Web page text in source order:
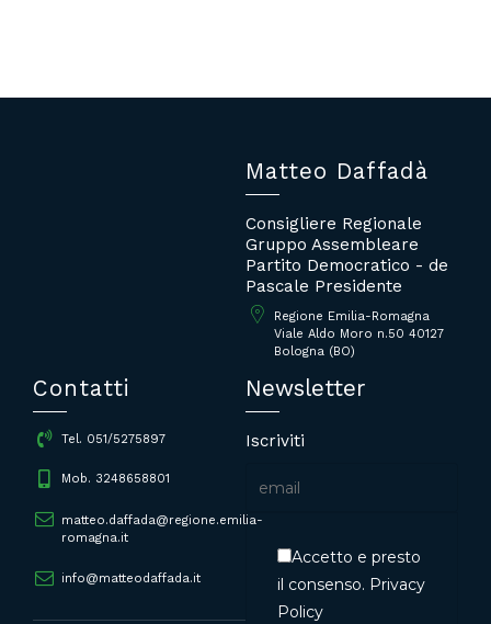
Matteo Daffadà
Consigliere Regionale
Gruppo Assembleare
Partito Democratico - de
Pascale Presidente
Regione Emilia-Romagna
Viale Aldo Moro n.50 40127
Bologna (BO)
Contatti
Tel. 051/5275897
Mob. 3248658801
matteo.daffada@regione.emilia-
romagna.it
info@matteodaffada.it
Newsletter
Iscriviti
Accetto e presto
il consenso. Privacy
Policy